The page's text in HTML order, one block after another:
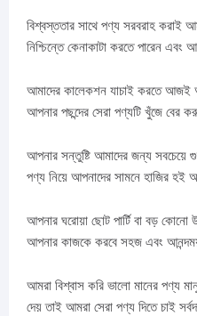
বিশ্বস্ততার সাথে পণ্য সরবরাহ করাই
নিশ্চিন্তে কেনাকাটা করতে পারেন এবং
আমাদের কালেকশন যাচাই করতে আজই
আপনার পছন্দের সেরা পণ্যটি খুঁজে বের
আপনার সন্তুষ্টি আমাদের জন্য সবচেয়ে
পণ্য নিয়ে আপনাদের সামনে হাজির হই
আপনার ঘরোয়া ছোট পার্টি বা বড়
আপনার কাজকে করবে সহজ এবং
আমরা বিশ্বাস করি ভালো মানের পণ্য
দেয় তাই আমরা সেরা পণ্য দিতে চাই